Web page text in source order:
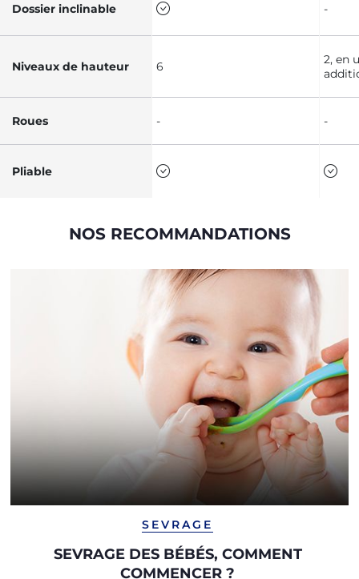
Dossier inclinable -
Niveaux de hauteur 6
2, en
Roues - -
Pliable
NOS RECOMMANDATIONS
SEVRAGE
SEVRAGE DES BÉBÉS, COMMENT
COMMENCER ?